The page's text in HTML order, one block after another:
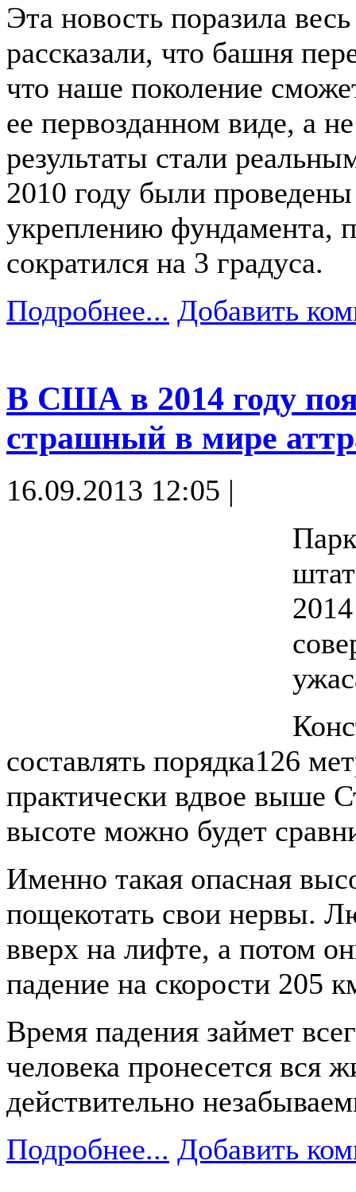
Эта новость поразила
рассказали, что башня
что наше поколение
ее первозданном виде, а
результаты стали
2010 году были
укреплению фундамента,
сократился на 3 градуса.
Подробнее... Добавить
В США в 2014 году
страшный в мире
16.09.2013 12:05 |
составлять порядка126
практически вдвое выше
высоте можно будет
Именно такая опасная
пощекотать свои нервы.
вверх на лифте, а потом
падение на скорости 205
Время падения займет
человека пронесется вся
действительно
Подробнее... Добавить